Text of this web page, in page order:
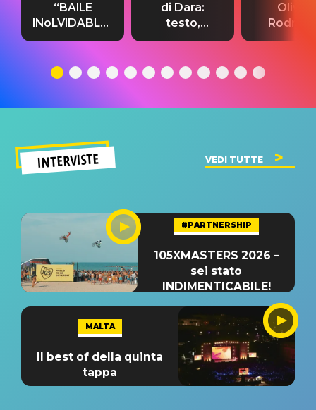
“BAILE
INoLVIDABLE”:
testo,
significato
di Dara:
testo,
traduzione e
del singolo
Olivia
testo,
INTERVISTE VEDI TUTTE
#PARTNERSHIP
105XMASTERS 2026 –
sei stato
INDIMENTICABILE!
MALTA
Il best of della quinta
tappa